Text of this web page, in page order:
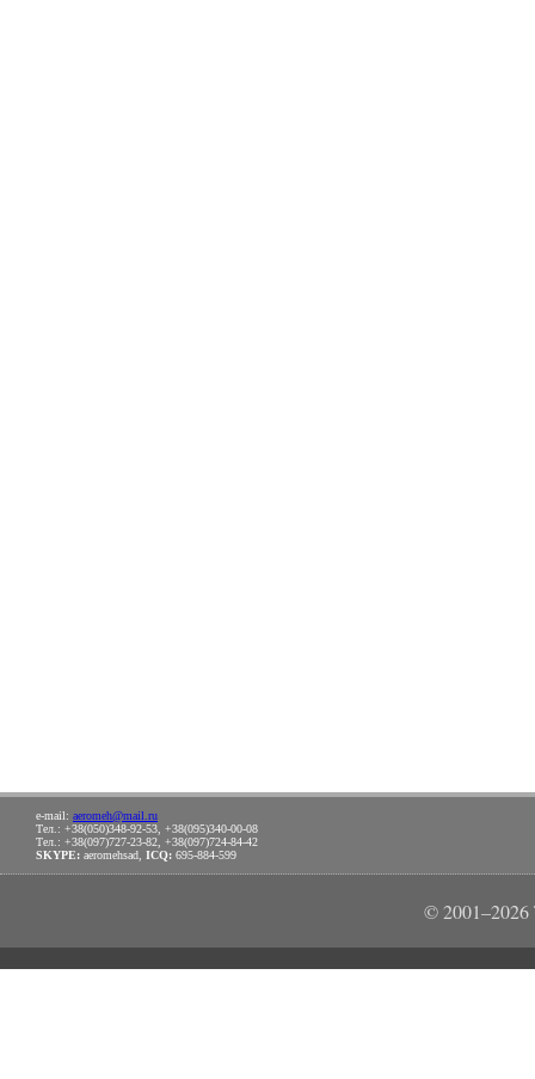
e-mail: aeromeh@mail.ru
Тел.: +38(050)348-92-53, +38(095)340-00-08
Тел.: +38(097)727-23-82, +38(097)724-84-42
SKYPE: aeromehsad, ICQ: 695-884-599
©